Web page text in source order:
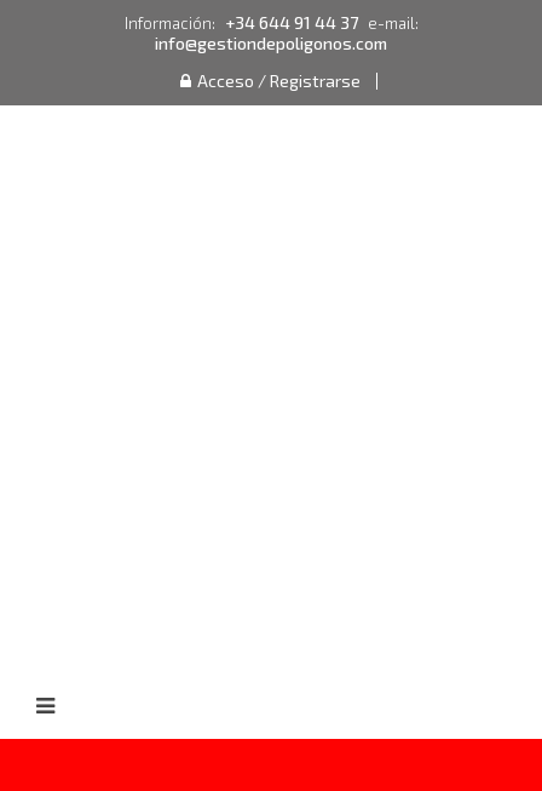
Información: +34 644 91 44 37 e-mail:
info@gestiondepoligonos.com
Acceso / Registrarse